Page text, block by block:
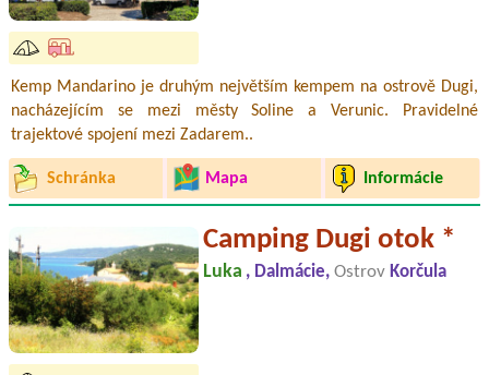
Kemp Mandarino je druhým největším kempem na ostrově Dugi,
nacházejícím se mezi městy Soline a Verunic. Pravidelné
trajektové spojení mezi Zadarem..
Schránka Mapa Informácie
Camping Dugi otok *
Luka , Dalmácie, Ostrov Korčula